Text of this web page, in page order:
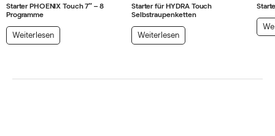
Starter PHOENIX Touch 7″ – 8
Programme
Weiterlesen
Starter für HYDRA Touch
Selbstraupenketten
Weiterlesen